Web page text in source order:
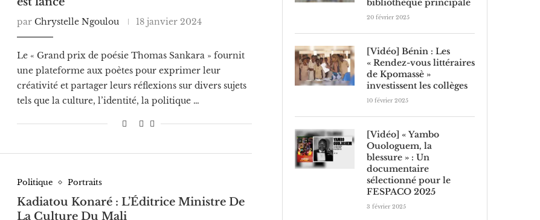
par Chrystelle Ngoulou 18 janvier 2024
Le « Grand prix de poésie Thomas Sankara » fournit
une plateforme aux poètes pour exprimer leur
créativité et partager leurs réflexions sur divers sujets
tels que la culture, l’identité, la politique …
Politique Portraits
Kadiatou Konaré : L’Éditrice Ministre De
La Culture Du Mali
bibliothèque principale
20 février 2025
[Vidéo] Bénin : Les
« Rendez-vous littéraires
de Kpomassè »
investissent les collèges
10 février 2025
[Vidéo] « Yambo
Ouologuem, la
blessure » : Un
documentaire
sélectionné pour le
FESPACO 2025
3 février 2025